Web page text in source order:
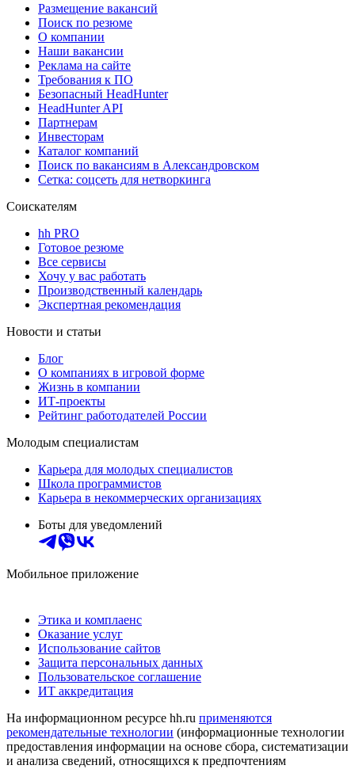
Размещение вакансий
Поиск по резюме
О компании
Наши вакансии
Реклама на сайте
Требования к ПО
Безопасный HeadHunter
HeadHunter API
Партнерам
Инвесторам
Каталог компаний
Поиск по вакансиям в Александровском
Сетка: соцсеть для нетворкинга
Соискателям
hh PRO
Готовое резюме
Все сервисы
Хочу у вас работать
Производственный календарь
Экспертная рекомендация
Новости и статьи
Блог
О компаниях в игровой форме
Жизнь в компании
ИТ-проекты
Рейтинг работодателей России
Молодым специалистам
Карьера для молодых специалистов
Школа программистов
Карьера в некоммерческих организациях
Боты для уведомлений
Мобильное приложение
Этика и комплаенс
Оказание услуг
Использование сайтов
Защита персональных данных
Пользовательское соглашение
ИТ аккредитация
На информационном ресурсе hh.ru применяются
рекомендательные технологии (информационные технологии
предоставления информации на основе сбора, систематизации
и анализа сведений, относящихся к предпочтениям